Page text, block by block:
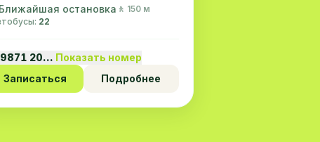
Ближайшая остановка 🚶 150 м
22
20… Показать номер
Записаться
Подробнее